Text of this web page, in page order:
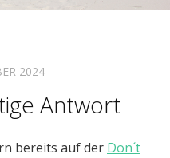
2024
Antwort
bereits auf der Don´t